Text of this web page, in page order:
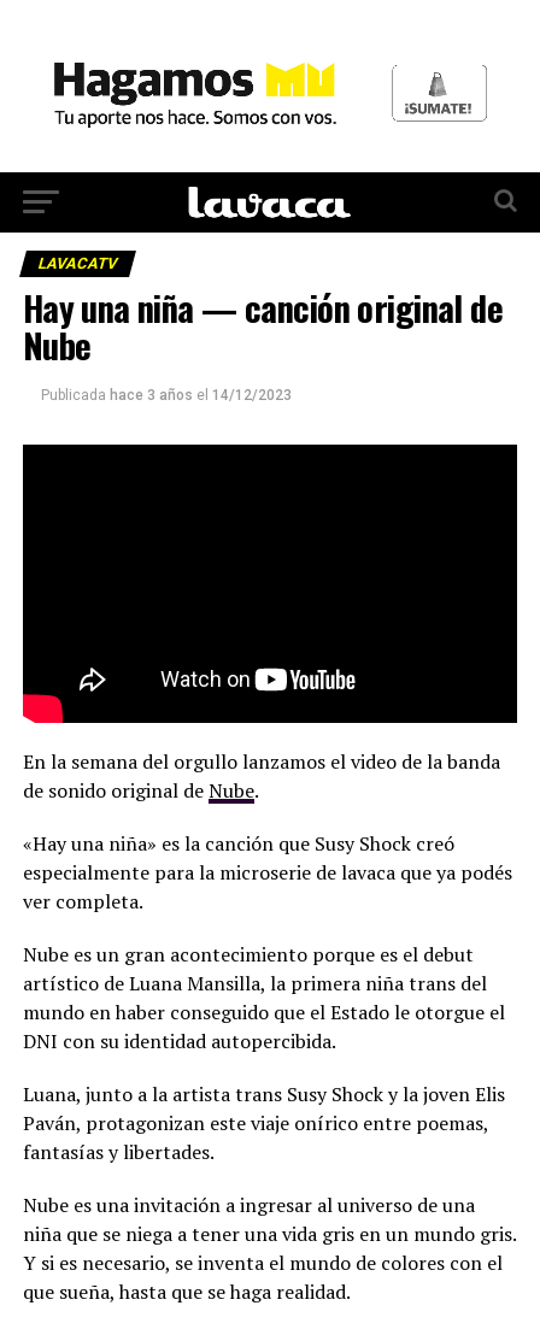
LAVACATV
Hay una niña — canción original de
Nube
Publicada hace 3 años el 14/12/2023
En la semana del orgullo lanzamos el video de la banda
de sonido original deNube.
«Hay una niña» es la canción que Susy Shock creó
especialmente para la microserie de lavaca que ya podés
ver completa.
Nube es un gran acontecimiento porque es el debut
artístico de Luana Mansilla, la primera niña trans del
mundo en haber conseguido que el Estado le otorgue el
DNI con su identidad autopercibida.
Luana, junto a la artista trans Susy Shock y la joven Elis
Paván, protagonizan este viaje onírico entre poemas,
fantasías y libertades.
Nube es una invitación a ingresar al universo de una
niña que se niega a tener una vida gris en un mundo gris.
Y si es necesario, se inventa el mundo de colores con el
que sueña, hasta que se haga realidad.